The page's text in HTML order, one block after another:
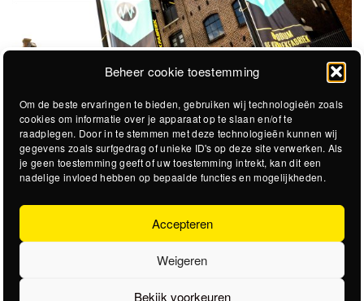
Beheer cookie toestemming
Om de beste ervaringen te bieden, gebruiken wij technologieën zoals
cookies om informatie over je apparaat op te slaan en/of te
raadplegen. Door in te stemmen met deze technologieën kunnen wij
gegevens zoals surfgedrag of unieke ID's op deze site verwerken. Als
je geen toestemming geeft of uw toestemming intrekt, kan dit een
nadelige invloed hebben op bepaalde functies en mogelijkheden.
Accepteren
Weigeren
Bekijk voorkeuren